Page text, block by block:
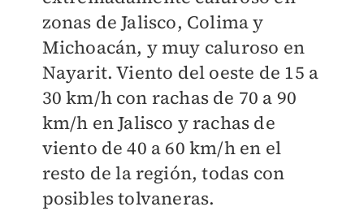
zonas de Jalisco, Colima y
Michoacán, y muy caluroso en
Nayarit. Viento del oeste de 15 a
30 km/h con rachas de 70 a 90
km/h en Jalisco y rachas de
viento de 40 a 60 km/h en el
resto de la región, todas con
posibles tolvaneras.